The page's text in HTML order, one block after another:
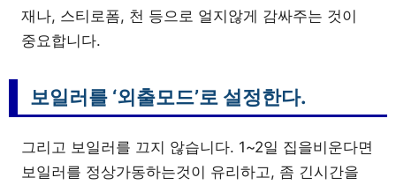
재나, 스티로폼, 천 등으로 얼지않게 감싸주는 것이
중요합니다.
보일러를 ‘외출모드’로 설정한다.
그리고 보일러를 끄지 않습니다. 1~2일 집을비운다면
보일러를 정상가동하는것이 유리하고, 좀 긴시간을